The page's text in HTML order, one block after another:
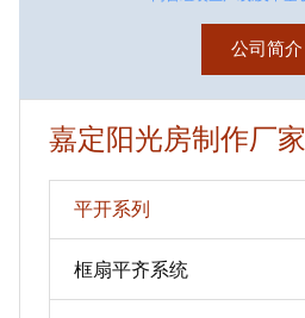
公司简介
嘉定阳光房制作厂家
平开系列
框扇平齐系统